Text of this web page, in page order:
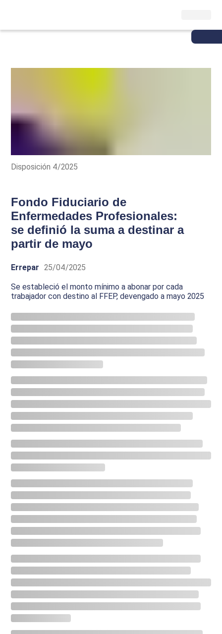
Disposición 4/2025
Fondo Fiduciario de
Enfermedades Profesionales:
se definió la suma a destinar a
partir de mayo
Errepar 25/04/2025
Se estableció el monto mínimo a abonar por cada
trabajador con destino al FFEP, devengado a mayo 2025